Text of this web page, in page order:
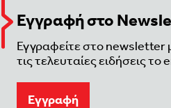
Εγγραφή στο
Εγγραφείτε στο newsletter
τις τελευταίες ειδήσεις το
Eγγραφή